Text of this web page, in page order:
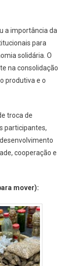
a importância da
para
solidária. O
na consolidação
produtiva e o
troca de
participantes,
cooperação e
mover):